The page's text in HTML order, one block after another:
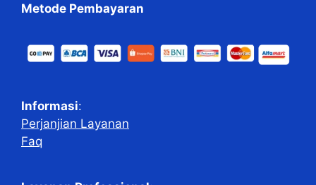
Metode Pembayaran
Informasi:
Perjanjian Layanan
Faq